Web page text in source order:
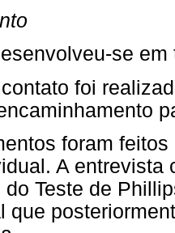
se em
foi
foram
A
do Teste de
que